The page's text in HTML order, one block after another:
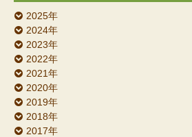
2025年
2024年
2023年
2022年
2021年
2020年
2019年
2018年
2017年